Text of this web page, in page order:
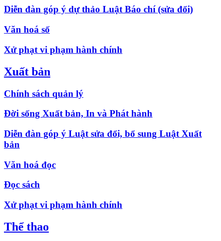
Diễn đàn góp ý dự thảo Luật Báo chí (sửa đổi)
Văn hoá số
Xử phạt vi phạm hành chính
Xuất bản
Chính sách quản lý
Đời sống Xuất bản, In và Phát hành
Diễn đàn góp ý Luật sửa đổi, bổ sung Luật Xuất
bản
Văn hoá đọc
Đọc sách
Xử phạt vi phạm hành chính
Thể thao